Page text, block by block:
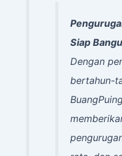
Siap
Dengan
bertahun-